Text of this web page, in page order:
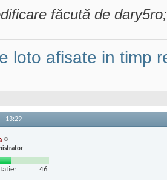
făcută de
loto afisate in timp
13:29
46